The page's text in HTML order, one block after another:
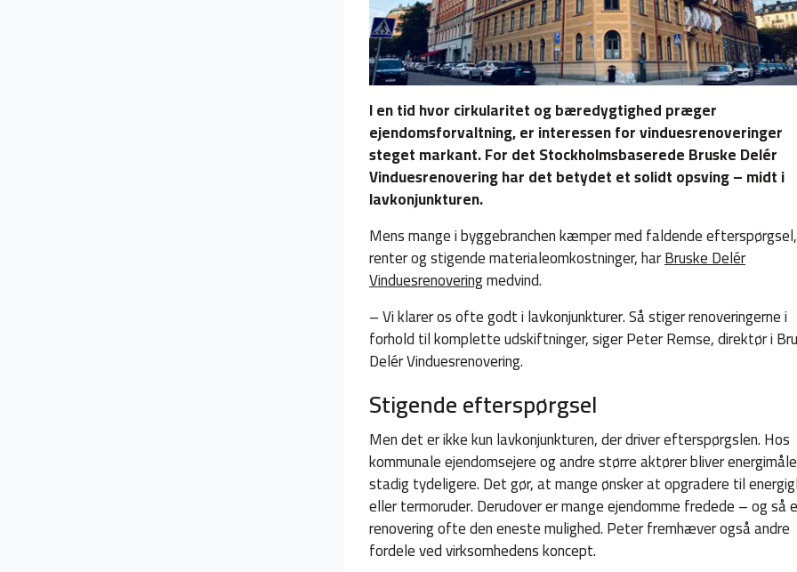
I en tid hvor cirkularitet og bæredygtighed præger
ejendomsforvaltning, er interessen for vinduesrenoveringer
steget markant. For det Stockholmsbaserede Bruske Delér
Vinduesrenovering har det betydet et solidt opsving – midt i
lavkonjunkturen.
Mens mange i byggebranchen kæmper med faldende
renter og stigende materialeomkostninger, harBruske Delér
Vinduesrenoveringmedvind.
– Vi klarer os ofte godt i lavkonjunkturer. Så stiger renoveringerne i
forhold til komplette udskiftninger, siger Peter Remse, direktør i
Delér Vinduesrenovering.
Stigende efterspørgsel
Men det er ikke kun lavkonjunkturen, der driver efterspørgslen. Hos
kommunale ejendomsejere og andre større aktører bliver
stadig tydeligere. Det gør, at mange ønsker at opgradere til
eller termoruder. Derudover er mange ejendomme fredede – og så
renovering ofte den eneste mulighed. Peter fremhæver også andre
fordele ved virksomhedens koncept.